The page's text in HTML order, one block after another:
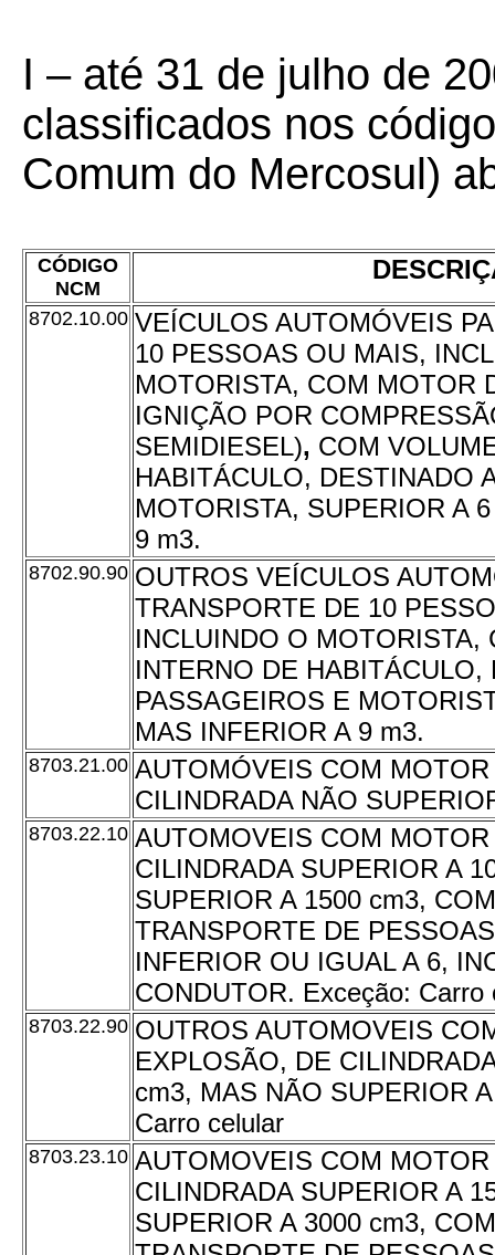
I – até 31 de julho de
classificados nos
Comum do Mercosul)
CÓDIGO
NCM
8702.10.00 VEÍCULOS AUTOMÓVEIS
10 PESSOAS OU MAIS,
MOTORISTA, COM MOTOR
IGNIÇÃO POR
SEMIDIESEL), COM
HABITÁCULO, DESTINADO
MOTORISTA, SUPERIOR A
9 m3.
8702.90.90 OUTROS VEÍCULOS
TRANSPORTE DE 10
INCLUINDO O MOTORISTA,
INTERNO DE HABITÁCULO,
PASSAGEIROS E
MAS INFERIOR A 9 m3.
8703.21.00 AUTOMÓVEIS COM
CILINDRADA NÃO
8703.22.10 AUTOMOVEIS COM
CILINDRADA SUPERIOR A
SUPERIOR A 1500 cm3,
TRANSPORTE DE
INFERIOR OU IGUAL A 6,
CONDUTOR. Exceção: Carro
8703.22.90 OUTROS AUTOMOVEIS
EXPLOSÃO, DE
cm3, MAS NÃO SUPERIOR
Carro celular
8703.23.10 AUTOMOVEIS COM
CILINDRADA SUPERIOR A
SUPERIOR A 3000 cm3,